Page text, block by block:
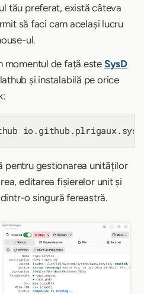
tău preferat, există câteva
să faci cam același lucru
ul.
momentul de față este SysD
și instalabilă pe orice
pentru gestionarea unităților
editarea fișierelor unit și
o singură fereastră.